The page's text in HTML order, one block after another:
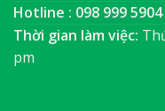
Hotline : 098 999 5904
Thời gian làm việc:
pm